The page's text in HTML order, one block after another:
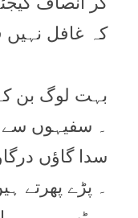
کہ غافل نہیں
بہت لوگ بن
۔ سفیہوں سے
سدا گاؤں
۔ پڑے پھرتے